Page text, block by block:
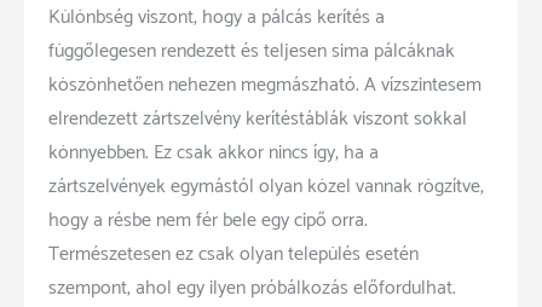
Különbség viszont, hogy a pálcás kerítés a
függőlegesen rendezett és teljesen sima pálcáknak
köszönhetően nehezen megmászható. A vízszintesem
elrendezett zártszelvény kerítéstáblák viszont sokkal
könnyebben. Ez csak akkor nincs így, ha a
zártszelvények egymástól olyan közel vannak rögzítve,
hogy a résbe nem fér bele egy cipő orra.
Természetesen ez csak olyan település esetén
szempont, ahol egy ilyen próbálkozás előfordulhat.